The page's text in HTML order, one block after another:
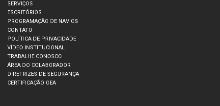
SERVIÇOS
ESCRITÓRIOS
PROGRAMAÇÃO DE NAVIOS
CONTATO
POLÍTICA DE PRIVACIDADE
VÍDEO INSTITUCIONAL
TRABALHE CONOSCO
ÁREA DO COLABORADOR
DIRETRIZES DE SEGURANÇA
CERTIFICAÇÃO OEA